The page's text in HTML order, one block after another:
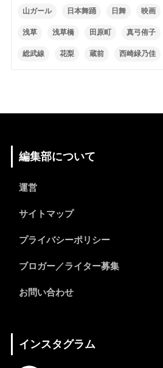
山ガール 日本舞踊 日舞 映画
浅草 浅草橋 田原町 真弓侑子
総武線 花梨 蔵前 西崎緑乃佳
編集部について
運営
サイトマップ
プライバシーポリシー
ブロガー／ライター募集
お問い合わせ
インスタグラム